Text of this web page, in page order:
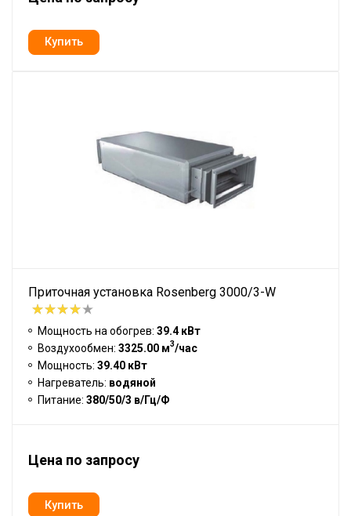
Приточная установка Rosenberg 3000/3-W
Мощность на обогрев: 39.4 кВт
Воздухообмен: 3325.00 м3/час
Мощность: 39.40 кВт
Нагреватель: водяной
Питание: 380/50/3 в/Гц/Ф
Цена по запросу